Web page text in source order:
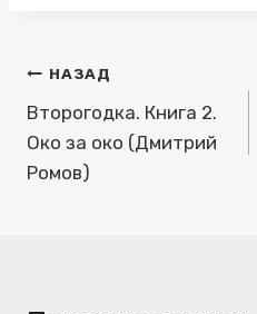
Навигация
по
записям
НАЗАД
Второгодка. Книга 2.
Око за око (Дмитрий
Ромов)